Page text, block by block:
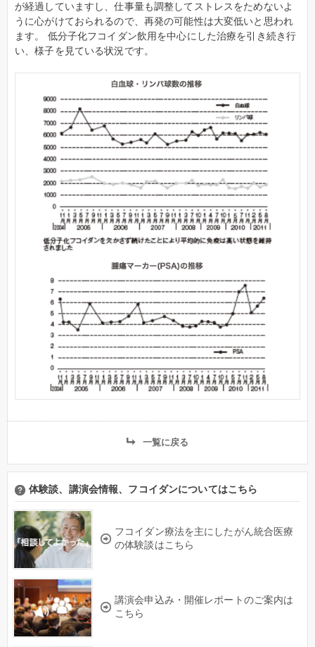
が経過していますし、仕事量も調整してストレスをためないよ
うに心がけておられるので、再発の可能性は大変低いと思われ
ます。 低分子化フコイダン飲用を中心にした治療を引き続き行
い、様子を見ている状況です。
一覧に戻る
体験談、講演会情報、フコイダンについてはこちら
フコイダン療法を主にしたがん統合医療
の体験談はこちら
講演会申込み・開催レポートのご案内は
こちら